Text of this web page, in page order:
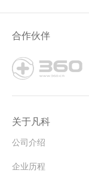
合作伙伴
关于凡科
公司介绍
企业历程